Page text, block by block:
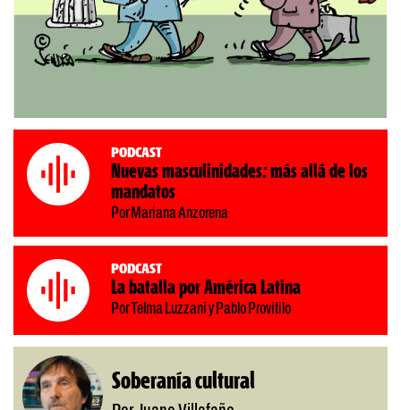
Podcast
Nuevas masculinidades: más allá de los
mandatos
Por Mariana Anzorena
Podcast
La batalla por América Latina
Por Telma Luzzani y Pablo Provitilo
Soberanía cultural